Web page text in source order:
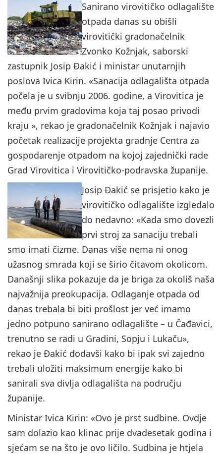
Sanirano virovitičko odlagalište
otpada danas su obišli
virovitički gradonačelnik
Zvonko Kožnjak, saborski
zastupnik Josip Đakić i ministar unutarnjih
poslova Ivica Kirin. «Sanacija odlagališta otpada
počela je u svibnju 2006. godine, a Virovitica je
među prvim gradovima koja taj posao privodi
kraju », rekao je gradonačelnik Kožnjak i najavio
početak realizacije projekta gradnje Centra za
gospodarenje otpadom na kojoj zajednički rade
Grad Virovitica i Virovitičko-podravska županije.
Josip Đakić se prisjetio kako je
virovitičko odlagalište izgledalo
do nedavno: «Kada smo dovezli
prvi stroj za sanaciju trebali
smo imati čizme. Danas više nema ni onog
užasnog smrada koji se širio čitavom okolicom.
Današnji slika pokazuje da je briga za okoliš naša
najvažnija preokupacija. Odlaganje otpada od
danas trebala bi biti prošlost jer već imamo
jedno potpuno sanirano odlagalište – u Čađavici,
trenutno se radi u Gradini, Sopju i Lukaču»,
rekao je Đakić dodavši kako bi ipak svi zajedno
trebali uložiti maksimum energije kako bi
sanirali sva divlja odlagališta na području
županije.
Ministar Ivica Kirin: «Ovo je prst sudbine. Ovdje
sam dolazio kao klinac prije dvadesetak godina i
sjećam se na što je ovo ličilo. Sudbina je htjela